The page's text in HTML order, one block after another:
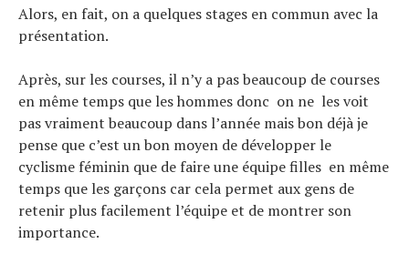
Alors, en fait, on a quelques stages en commun avec la
présentation.
Après, sur les courses, il n’y a pas beaucoup de courses
en même temps que les hommes donc on ne les voit
pas vraiment beaucoup dans l’année mais bon déjà je
pense que c’est un bon moyen de développer le
cyclisme féminin que de faire une équipe filles en même
temps que les garçons car cela permet aux gens de
retenir plus facilement l’équipe et de montrer son
importance.